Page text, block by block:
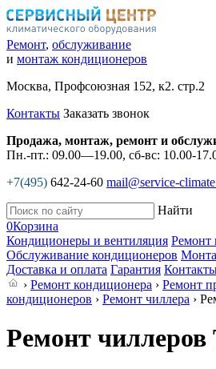
Ремонт, обслуживание
и монтаж кондиционеров
Москва, Профсоюзная 152, к2. стр.2
Контакты Заказать звонок
Продажа, монтаж, ремонт и
Пн.-пт.: 09.00—19.00, сб-вс: 10.00-
+7(495) 642-24-60 mail@service-
Найти
0Корзина
Кондиционеры и вентиляция Ремонт
Обслуживание кондиционеров
Доставка и оплата Гарантия
› Ремонт кондиционера › Ремонт
кондиционеров › Ремонт чиллера ›
Ремонт чиллеров